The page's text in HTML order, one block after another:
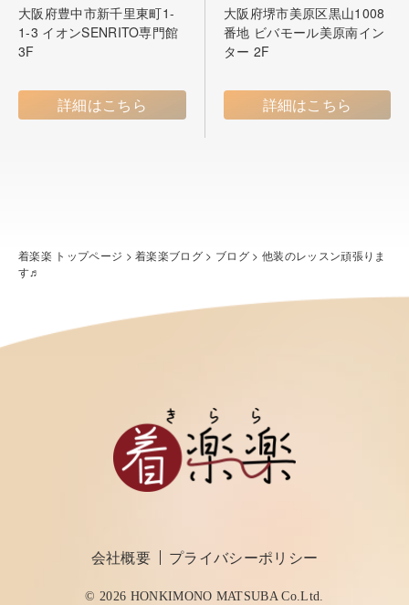
大阪府豊中市新千里東町1-
1-3 イオンSENRITO専門館
3F
詳細はこちら
大阪府堺市美原区黒山1008
番地 ビバモール美原南イン
ター 2F
詳細はこちら
着楽楽 トップページ >着楽楽ブログ > ブログ > 他装のレッスン頑張りま
す♬
会社概要 プライバシーポリシー
© 2026 HONKIMONO MATSUBA Co.Ltd.